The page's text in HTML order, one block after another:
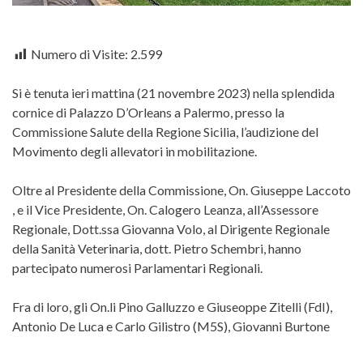
Numero di Visite: 2.599
Si è tenuta ieri mattina (21 novembre 2023) nella splendida
cornice di Palazzo D’Orleans a Palermo, presso la
Commissione Salute della Regione Sicilia, l’audizione del
Movimento degli allevatori in mobilitazione.
Oltre al Presidente della Commissione, On. Giuseppe Laccoto
, e il Vice Presidente, On. Calogero Leanza, all’Assessore
Regionale, Dott.ssa Giovanna Volo, al Dirigente Regionale
della Sanità Veterinaria, dott. Pietro Schembri, hanno
partecipato numerosi Parlamentari Regionali.
Fra di loro, gli On.li Pino Galluzzo e Giuseoppe Zitelli (FdI),
Antonio De Luca e Carlo Gilistro (M5S), Giovanni Burtone